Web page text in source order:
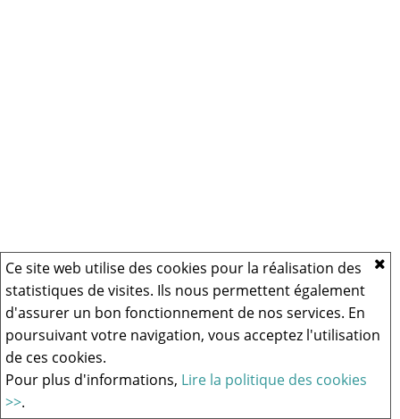
Ce site web utilise des cookies pour la réalisation des
statistiques de visites. Ils nous permettent également
d'assurer un bon fonctionnement de nos services. En
poursuivant votre navigation, vous acceptez l'utilisation
de ces cookies.
Pour plus d'informations, Lire la politique des cookies
>>.